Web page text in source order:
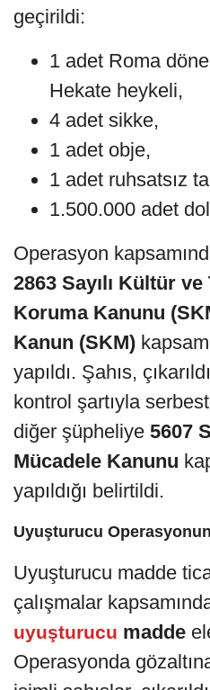
geçirildi:
1 adet Roma
Hekate heykeli,
4 adet sikke,
1 adet obje,
1 adet ruhsatsız
1.500.000 adet
Operasyon
2863 Sayılı Kültür ve
Koruma Kanunu
Kanun (SKM)
yapıldı. Şahıs,
kontrol şartıyla serbest
diğer şüpheliye 5607
Mücadele Kanunu
yapıldığı belirtildi.
Uyuşturucu
Uyuşturucu madde
çalışmalar
uyuşturucu madde
Operasyonda